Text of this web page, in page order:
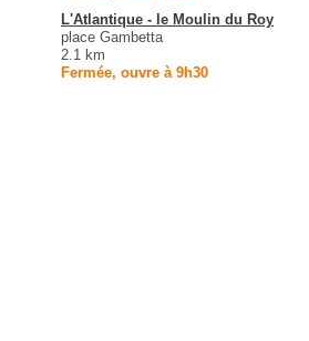
L'Atlantique - le Moulin du Roy
place Gambetta
2.1 km
Fermée, ouvre à 9h30